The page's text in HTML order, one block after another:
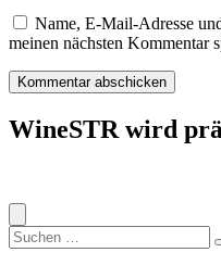
Name, E-Mail-Adresse
meinen nächsten Kommentar
WineSTR wird
Suche
nach: